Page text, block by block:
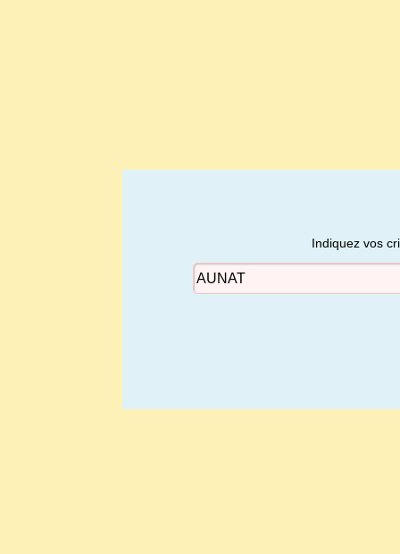
Indiquez vos